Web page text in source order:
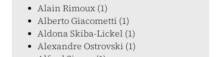
Alain Rimoux (1)
Alberto Giacometti (1)
Aldona Skiba-Lickel (1)
Alexandre Ostrovski (1)